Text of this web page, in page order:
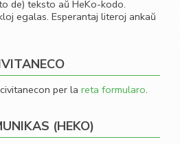
de) teksto aŭ HeKo-kodo.
egalas. Esperantaj literoj ankaŭ
per la reta formularo.
(HEKO)